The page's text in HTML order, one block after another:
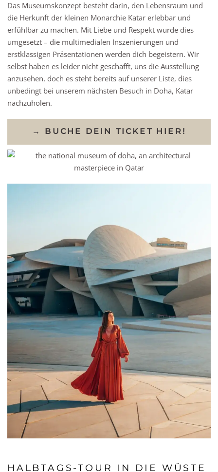
Das Museumskonzept besteht darin, den Lebensraum und
die Herkunft der kleinen Monarchie Katar erlebbar und
erfühlbar zu machen. Mit Liebe und Respekt wurde dies
umgesetzt – die multimedialen Inszenierungen und
erstklassigen Präsentationen werden dich begeistern. Wir
selbst haben es leider nicht geschafft, uns die Ausstellung
anzusehen, doch es steht bereits auf unserer Liste, dies
unbedingt bei unserem nächsten Besuch in Doha, Katar
nachzuholen.
→ BUCHE DEIN TICKET HIER!
HALBTAGS-TOUR IN DIE WÜSTE